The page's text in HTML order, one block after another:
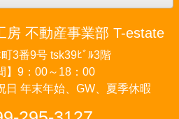
房 不動産事業部 T-estate
3番9号 tsk39ﾋﾞﾙ3階
】9：00～18：00
日 年末年始、GW、夏季休暇